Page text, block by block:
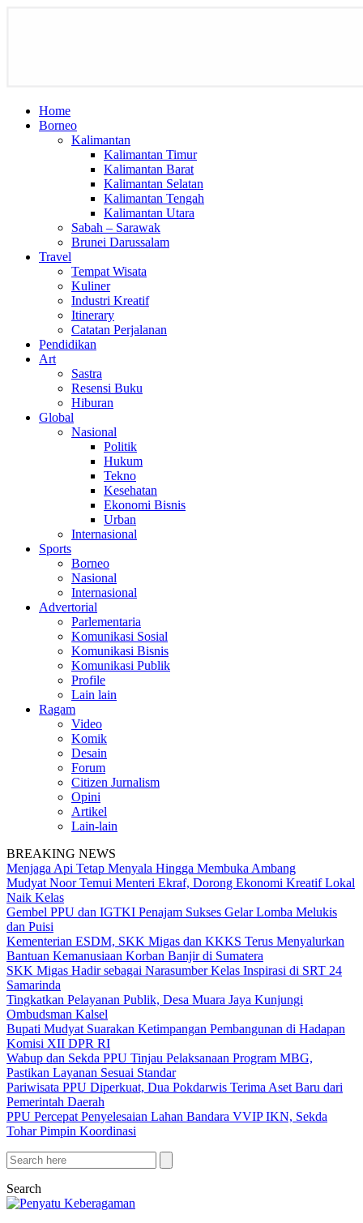
Home
Borneo
Kalimantan
Kalimantan Timur
Kalimantan Barat
Kalimantan Selatan
Kalimantan Tengah
Kalimantan Utara
Sabah – Sarawak
Brunei Darussalam
Travel
Tempat Wisata
Kuliner
Industri Kreatif
Itinerary
Catatan Perjalanan
Pendidikan
Art
Sastra
Resensi Buku
Hiburan
Global
Nasional
Politik
Hukum
Tekno
Kesehatan
Ekonomi Bisnis
Urban
Internasional
Sports
Borneo
Nasional
Internasional
Advertorial
Parlementaria
Komunikasi Sosial
Komunikasi Bisnis
Komunikasi Publik
Profile
Lain lain
Ragam
Video
Komik
Desain
Forum
Citizen Jurnalism
Opini
Artikel
Lain-lain
BREAKING NEWS
Menjaga Api Tetap Menyala Hingga Membuka Ambang
Mudyat Noor Temui Menteri Ekraf, Dorong Ekonomi Kreatif Lokal
Naik Kelas
Gembel PPU dan IGTKI Penajam Sukses Gelar Lomba Melukis
dan Puisi
Kementerian ESDM, SKK Migas dan KKKS Terus Menyalurkan
Bantuan Kemanusiaan Korban Banjir di Sumatera
SKK Migas Hadir sebagai Narasumber Kelas Inspirasi di SRT 24
Samarinda
Tingkatkan Pelayanan Publik, Desa Muara Jaya Kunjungi
Ombudsman Kalsel
Bupati Mudyat Suarakan Ketimpangan Pembangunan di Hadapan
Komisi XII DPR RI
Wabup dan Sekda PPU Tinjau Pelaksanaan Program MBG,
Pastikan Layanan Sesuai Standar
Pariwisata PPU Diperkuat, Dua Pokdarwis Terima Aset Baru dari
Pemerintah Daerah
PPU Percepat Penyelesaian Lahan Bandara VVIP IKN, Sekda
Tohar Pimpin Koordinasi
Search